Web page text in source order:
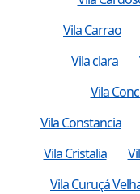
Vila Carrao
Vila clara
Vila
Vila Constancia
Vila Cristalia
Vila Curuçá